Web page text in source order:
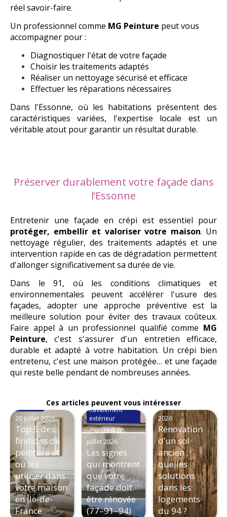
réel savoir-faire.
Un professionnel comme MG Peinture peut vous
accompagner pour :
Diagnostiquer l'état de votre façade
Choisir les traitements adaptés
Réaliser un nettoyage sécurisé et efficace
Effectuer les réparations nécessaires
Dans l'Essonne, où les habitations présentent des
caractéristiques variées, l'expertise locale est un
véritable atout pour garantir un résultat durable.
Préserver durablement votre façade dans
l’Essonne
Entretenir une façade en crépi est essentiel pour
protéger, embellir et valoriser votre maison. Un
nettoyage régulier, des traitements adaptés et une
intervention rapide en cas de dégradation permettent
d'allonger significativement sa durée de vie.
Dans le 91, où les conditions climatiques et
environnementales peuvent accélérer l'usure des
façades, adopter une approche préventive est la
meilleure solution pour éviter des travaux coûteux.
Faire appel à un professionnel qualifié comme MG
Peinture, c'est s'assurer d'un entretien efficace,
durable et adapté à votre habitation. Un crépi bien
entretenu, c'est une maison protégée… et une façade
qui reste belle pendant de nombreuses années.
Ces articles peuvent vous intéresser
lundi
20 juillet 2026
Top 5 des
finitions de
peinture et
où les
utiliser dans
votre maison
en Île-de-
France
Ravalement
extérieur
mercredi 08
juillet 2026
Les signes
qui montrent
que votre
façade doit
être rénovée
(77–91–94)
mardi 16 juin
2026
Rénovation
d’un sol
ancien :
quelles
solutions
dans les
logements
du 94 ?